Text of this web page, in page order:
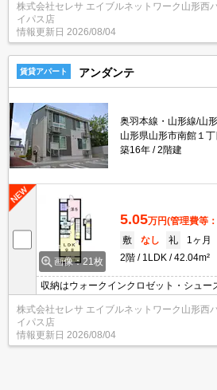
株式会社セレサ エイブルネットワーク山形西
イパス店
情報更新日 2026/08/04
賃貸アパート アンダンテ
奥羽本線・山形線/山
山形県山形市南館１丁
築16年
2階建
画像：21枚
5.05万円(管理費等
敷
なし 礼
1ヶ月
2階
1LDK 42.04m²
収納はウォークインクロゼット・シュー
室乾燥機・洗面所独立など大変充実して
認できる、安心のTVインターホン付きで
㎡。エアコン付きなので暑い日も寒い日
株式会社セレサ エイブルネットワーク山形西
イパス店
情報更新日 2026/08/04